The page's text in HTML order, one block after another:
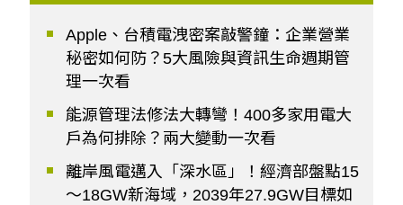
Apple、台積電洩密案敲警鐘：企業營業
秘密如何防？5大風險與資訊生命週期管
理一次看
能源管理法修法大轉彎！400多家用電大
戶為何排除？兩大變動一次看
離岸風電邁入「深水區」！經濟部盤點15
～18GW新海域，2039年27.9GW目標如